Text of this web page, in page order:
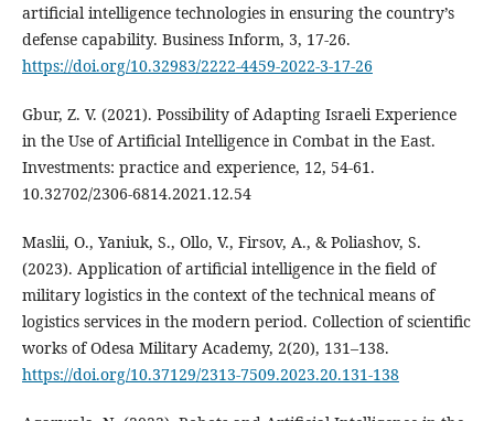
artificial intelligence technologies in ensuring the country’s
defense capability. Business Inform, 3, 17-26.
https://doi.org/10.32983/2222-4459-2022-3-17-26
Gbur, Z. V. (2021). Possibility of Adapting Israeli Experience
in the Use of Artificial Intelligence in Combat in the East.
Investments: practice and experience, 12, 54-61.
10.32702/2306-6814.2021.12.54
Maslii, O., Yaniuk, S., Ollo, V., Firsov, A., & Poliashov, S.
(2023). Application of artificial intelligence in the field of
military logistics in the context of the technical means of
logistics services in the modern period. Collection of scientific
works of Odesa Military Academy, 2(20), 131–138.
https://doi.org/10.37129/2313-7509.2023.20.131-138